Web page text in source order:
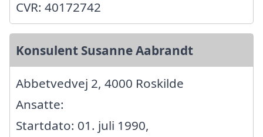
CVR: 40172742
Konsulent Susanne Aabrandt
Abbetvedvej 2, 4000 Roskilde
Ansatte:
Startdato: 01. juli 1990,